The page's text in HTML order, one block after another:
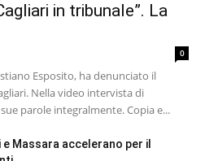
in tribunale”. La
0
Esposito, ha denunciato il
Nella video intervista di
parole integralmente. Copia e...
e Massara accelerano per il